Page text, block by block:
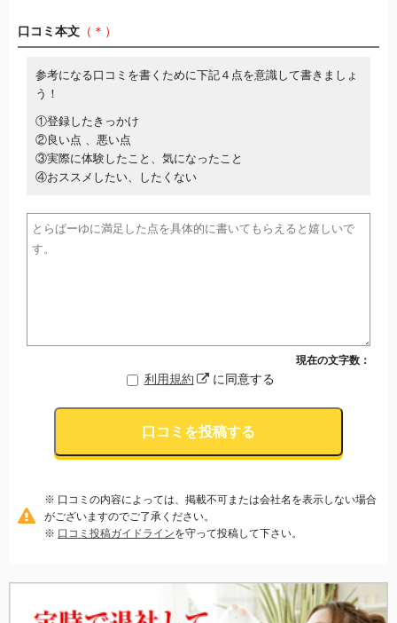
口コミ本文 （＊）
参考になる口コミを書くために下記４点を意識して書きましょ
う！
①登録したきっかけ
②良い点 、悪い点
③実際に体験したこと、気になったこと
④おススメしたい、したくない
現在の文字数：
利用規約 に同意する
口コミを投稿する
※ 口コミの内容によっては、掲載不可または会社名を表示しない場合
がございますのでご了承ください。
※ 口コミ投稿ガイドラインを守って投稿して下さい。